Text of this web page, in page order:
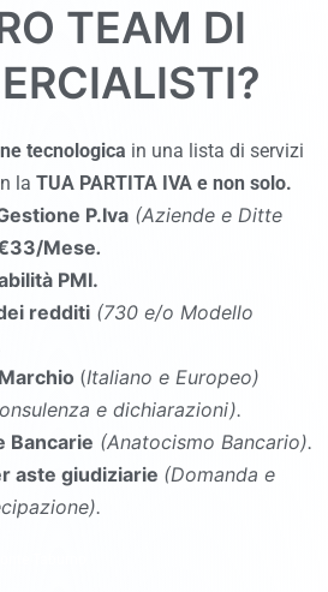
TEAM DI
tecnologica in una lista di servizi
la TUA PARTITA IVA e non solo.
P.Iva (Aziende e Ditte
Mese.
PMI.
redditi (730 e/o Modello
(Italiano e Europeo)
e dichiarazioni).
Bancarie (Anatocismo Bancario).
aste giudiziarie (Domanda e